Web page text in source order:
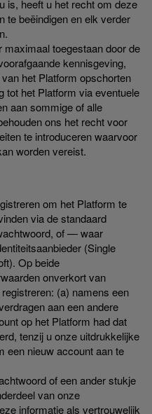
is, heeft u het recht om deze
te beëindigen en elk verder
toegestaan door de
kennisgeving,
het Platform opschorten
tot het Platform via eventuele
aan sommige of alle
ons het recht voor
te introduceren waarvoor
worden vereist.
om het Platform te
via de standaard
of — waar
(Single
Op beide
onverkort van
(a) namens een
aan een andere
op het Platform had dat
tenzij u onze uitdrukkelijke
een nieuw account aan te
of een ander stukje
van onze
informatie als vertrouwelijk